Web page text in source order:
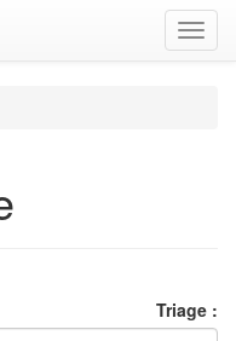
Triage :